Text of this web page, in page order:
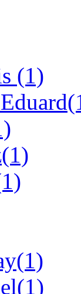
(1)
(1)
(1)
(1)